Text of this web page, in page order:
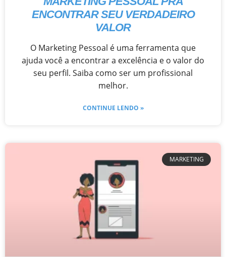
ENCONTRAR SEU VERDADEIRO
VALOR
O Marketing Pessoal é uma ferramenta que
ajuda você a encontrar a excelência e o valor do
seu perfil. Saiba como ser um profissional
melhor.
CONTINUE LENDO »
MARKETING